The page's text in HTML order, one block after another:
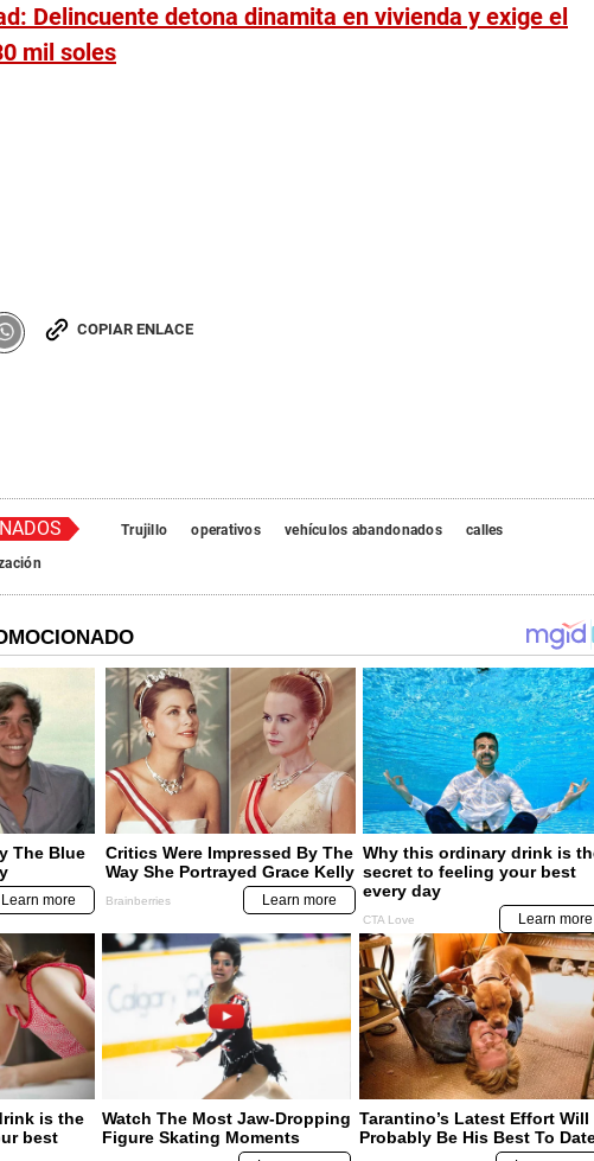
Delincuente detona dinamita en vivienda y exige el
mil soles
COPIAR ENLACE
Trujillo operativos vehículos abandonados
calles